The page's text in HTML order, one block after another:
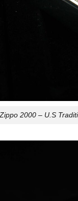
2000 – U.S